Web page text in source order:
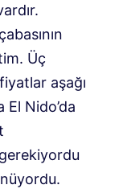
Üç
aşağı
Nido’da